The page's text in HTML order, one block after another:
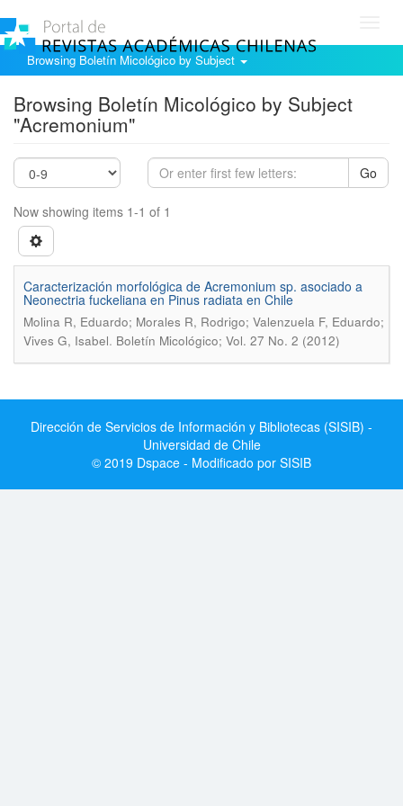
Browsing Boletín Micológico by Subject
Browsing Boletín Micológico by Subject
"Acremonium"
Go
Now showing items 1-1 of 1
Caracterización morfológica de Acremonium sp. asociado a
Neonectria fuckeliana en Pinus radiata en Chile
Molina R, Eduardo; Morales R, Rodrigo; Valenzuela F, Eduardo;
Vives G, Isabel. Boletín Micológico; Vol. 27 No. 2 (2012)
Dirección de Servicios de Información y Bibliotecas (SISIB) -
Universidad de Chile
© 2019 Dspace - Modificado por SISIB